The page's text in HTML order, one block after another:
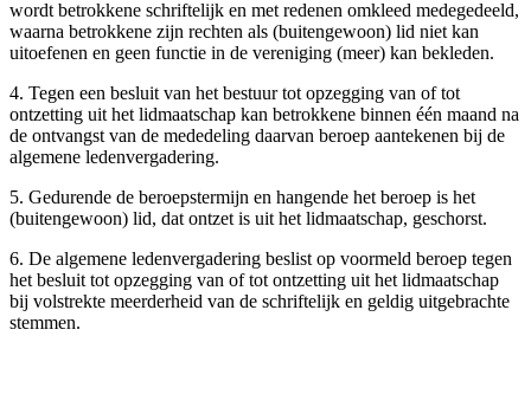
wordt betrokkene schriftelijk en met redenen omkleed medegedeeld,
waarna betrokkene zijn rechten als (buitengewoon) lid niet kan
uitoefenen en geen functie in de vereniging (meer) kan bekleden.
4. Tegen een besluit van het bestuur tot opzegging van of tot
ontzetting uit het lidmaatschap kan betrokkene binnen één maand na
de ontvangst van de mededeling daarvan beroep aantekenen bij de
algemene ledenvergadering.
5. Gedurende de beroepstermijn en hangende het beroep is het
(buitengewoon) lid, dat ontzet is uit het lidmaatschap, geschorst.
6. De algemene ledenvergadering beslist op voormeld beroep tegen
het besluit tot opzegging van of tot ontzetting uit het lidmaatschap
bij volstrekte meerderheid van de schriftelijk en geldig uitgebrachte
stemmen.